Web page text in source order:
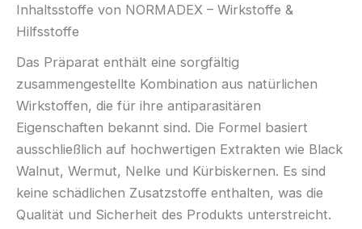
Inhaltsstoffe von NORMADEX – Wirkstoffe &
Hilfsstoffe
Das Präparat enthält eine sorgfältig
zusammengestellte Kombination aus natürlichen
Wirkstoffen, die für ihre antiparasitären
Eigenschaften bekannt sind. Die Formel basiert
ausschließlich auf hochwertigen Extrakten wie Black
Walnut, Wermut, Nelke und Kürbiskernen. Es sind
keine schädlichen Zusatzstoffe enthalten, was die
Qualität und Sicherheit des Produkts unterstreicht.